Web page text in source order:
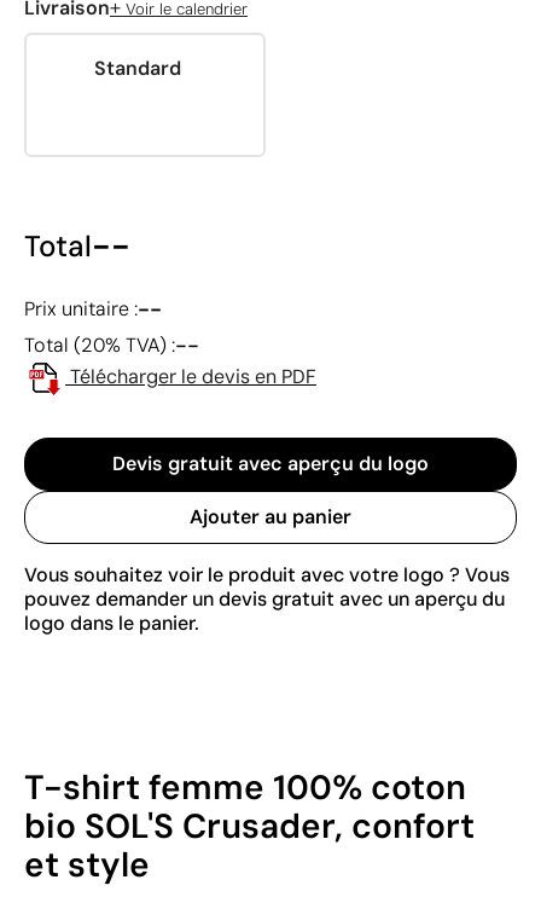
Livraison+ Voir le calendrier
Standard
Total--
Prix unitaire :--
Total (20% TVA) :--
Télécharger le devis en PDF
Devis gratuit avec aperçu du logo
Ajouter au panier
Vous souhaitez voir le produit avec votre logo ? Vous
pouvez demander un devis gratuit avec un aperçu du
logo dans le panier.
T-shirt femme 100% coton
bio SOL'S Crusader, confort
et style